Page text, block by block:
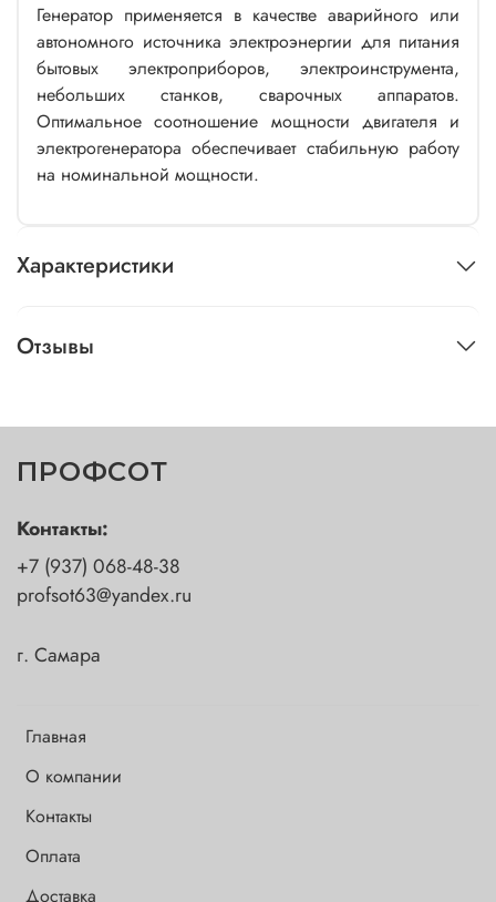
Генератор применяется в качестве аварийного или
автономного источника электроэнергии для питания
бытовых электроприборов, электроинструмента,
небольших станков, сварочных аппаратов.
Оптимальное соотношение мощности двигателя и
электрогенератора обеспечивает стабильную работу
на номинальной мощности.
Характеристики
Отзывы
ПРОФСОТ
Главная
О компании
Контакты
Оплата
Доставка
Контакты:
+7 (937) 068-48-38
profsot63@yandex.ru
г. Самара